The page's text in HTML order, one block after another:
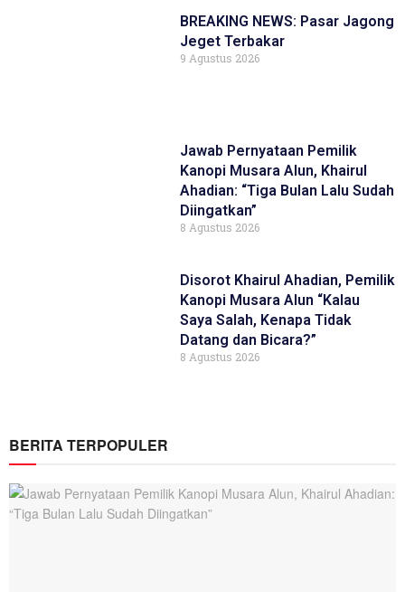
BREAKING NEWS: Pasar Jagong
Jeget Terbakar
9 Agustus 2026
Jawab Pernyataan Pemilik
Kanopi Musara Alun, Khairul
Ahadian: “Tiga Bulan Lalu Sudah
Diingatkan”
8 Agustus 2026
Disorot Khairul Ahadian, Pemilik
Kanopi Musara Alun “Kalau
Saya Salah, Kenapa Tidak
Datang dan Bicara?”
8 Agustus 2026
BERITA TERPOPULER